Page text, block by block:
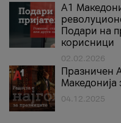
А1
Подари на
корисници
02.02.2026
Празничен
Македонија
04.12.2025